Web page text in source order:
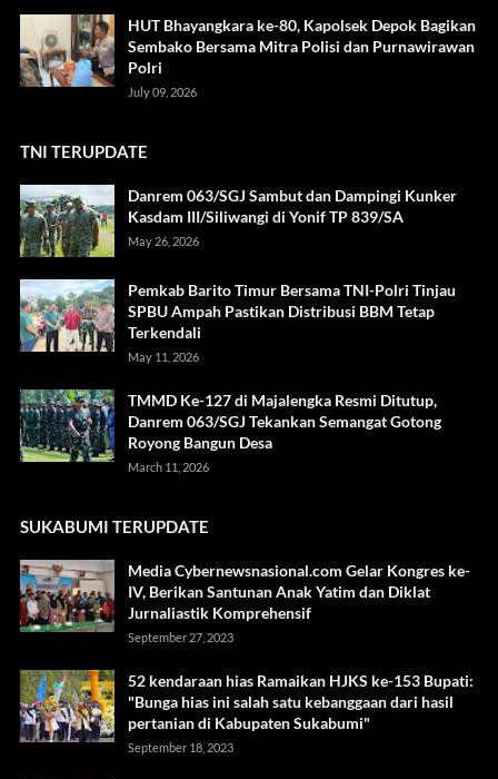
HUT Bhayangkara ke-80, Kapolsek Depok Bagikan
Sembako Bersama Mitra Polisi dan Purnawirawan
Polri
July 09, 2026
TNI TERUPDATE
Danrem 063/SGJ Sambut dan Dampingi Kunker
Kasdam III/Siliwangi di Yonif TP 839/SA
May 26, 2026
Pemkab Barito Timur Bersama TNI-Polri Tinjau
SPBU Ampah Pastikan Distribusi BBM Tetap
Terkendali
May 11, 2026
TMMD Ke-127 di Majalengka Resmi Ditutup,
Danrem 063/SGJ Tekankan Semangat Gotong
Royong Bangun Desa
March 11, 2026
SUKABUMI TERUPDATE
Media Cybernewsnasional.com Gelar Kongres ke-
IV, Berikan Santunan Anak Yatim dan Diklat
Jurnaliastik Komprehensif
September 27, 2023
52 kendaraan hias Ramaikan HJKS ke-153 Bupati:
"Bunga hias ini salah satu kebanggaan dari hasil
pertanian di Kabupaten Sukabumi"
September 18, 2023